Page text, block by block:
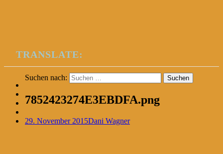
TRANSLATE:
Suchen nach:
7852423274E3EBDFA.png
29. November 2015Dani Wagner